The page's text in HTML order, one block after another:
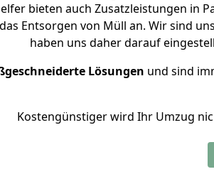
bieten auch Zusatzleistungen in
Entsorgen von Müll an. Wir sind
haben uns daher darauf
Lösungen und sind
Kostengünstiger wird Ihr Umzug